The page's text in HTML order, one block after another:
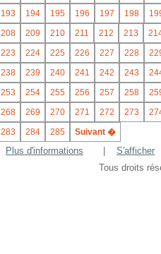
193 194 195 196 197 198
208 209 210 211 212 213
223 224 225 226 227 228
238 239 240 241 242 243
253 254 255 256 257 258
268 269 270 271 272 273
283 284 285 Suivant �
Plus d'informations
S'afficher
Tous droits